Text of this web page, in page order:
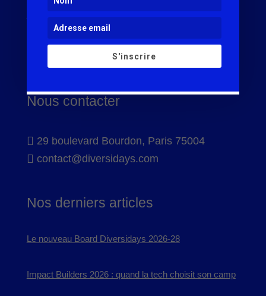
Accessibilité : conforme à 99%
Nous contacter
 29 boulevard Bourdon, Paris 75004
 contact@diversidays.com
Nos derniers articles
Le nouveau Board Diversidays 2026-28
Impact Builders 2026 : quand la tech choisit son camp
S'inscrire